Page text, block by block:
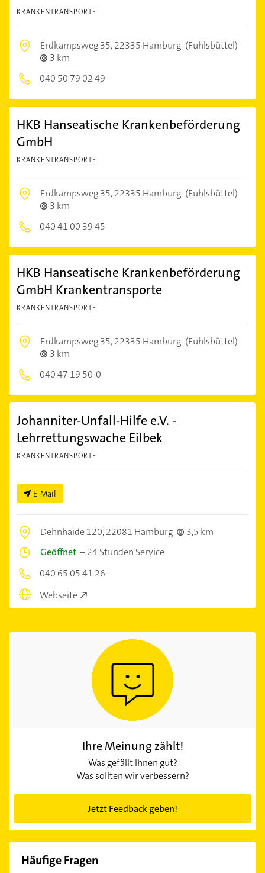
KRANKENTRANSPORTE
Erdkampsweg 35,22335 Hamburg (Fuhlsbüttel)
3 km
040 50 79 02 49
HKB Hanseatische Krankenbeförderung
GmbH
KRANKENTRANSPORTE
Erdkampsweg 35,22335 Hamburg (Fuhlsbüttel)
3 km
040 41 00 39 45
HKB Hanseatische Krankenbeförderung
GmbH Krankentransporte
KRANKENTRANSPORTE
Erdkampsweg 35,22335 Hamburg (Fuhlsbüttel)
3 km
040 47 19 50-0
Johanniter-Unfall-Hilfe e.V. -
Lehrrettungswache Eilbek
KRANKENTRANSPORTE
E-Mail
Dehnhaide 120,22081 Hamburg
3,5 km
Geöffnet –24 Stunden Service
040 65 05 41 26
Webseite
Ihre Meinung zählt!
Was gefällt Ihnen gut?
Was sollten wir verbessern?
Jetzt Feedback geben!
Häufige Fragen